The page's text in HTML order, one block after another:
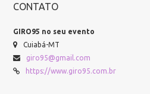
CONTATO
GIRO95 no seu evento
Cuiabá-MT
giro95@gmail.com
https://www.giro95.com.br